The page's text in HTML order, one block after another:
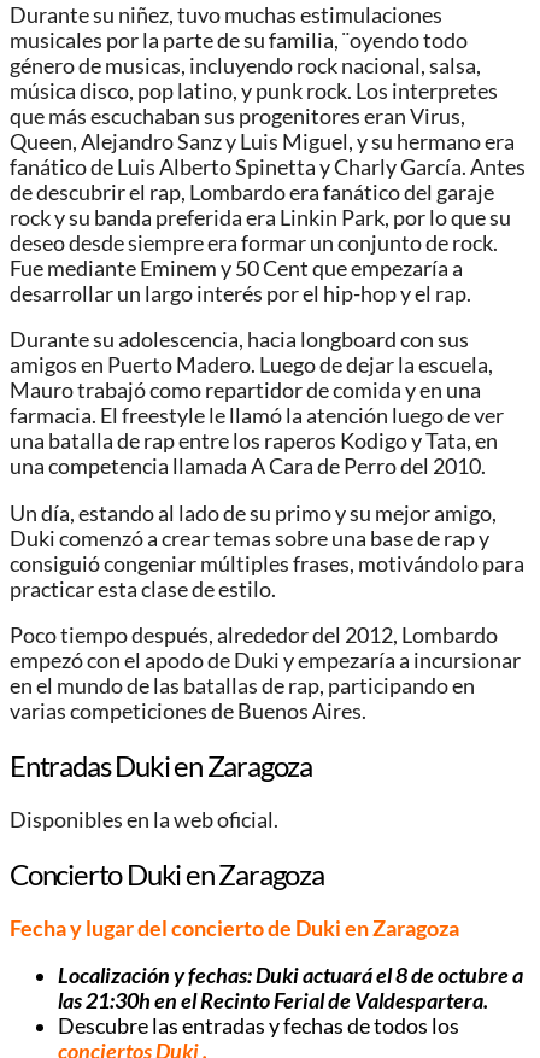
Durante su niñez, tuvo muchas estimulaciones
musicales por la parte de su familia, ¨oyendo todo
género de musicas, incluyendo rock nacional, salsa,
música disco, pop latino, y punk rock. Los interpretes
que más escuchaban sus progenitores eran Virus,
Queen, Alejandro Sanz y Luis Miguel, y su hermano era
fanático de Luis Alberto Spinetta y Charly García. Antes
de descubrir el rap, Lombardo era fanático del garaje
rock y su banda preferida era Linkin Park, por lo que su
deseo desde siempre era formar un conjunto de rock.
Fue mediante Eminem y 50 Cent que empezaría a
desarrollar un largo interés por el hip-hop y el rap.
Durante su adolescencia, hacia longboard con sus
amigos en Puerto Madero.​ Luego de dejar la escuela,
Mauro trabajó como repartidor de comida y en una
farmacia. El freestyle le llamó la atención luego de ver
una batalla de rap entre los raperos Kodigo y Tata, en
una competencia llamada A Cara de Perro del 2010.
Un día, estando al lado de su primo y su mejor amigo,
Duki comenzó a crear temas sobre una base de rap y
consiguió congeniar múltiples frases, motivándolo para
practicar esta clase de estilo.
Poco tiempo después, alrededor del 2012, Lombardo
empezó con el apodo de Duki y empezaría a incursionar
en el mundo de las batallas de rap, participando en
varias competiciones de Buenos Aires.
Entradas Duki en Zaragoza
Disponibles en la web oficial.
Concierto Duki en Zaragoza
Fecha y lugar del concierto de Duki en Zaragoza
Localización y fechas: Duki actuará el 8 de octubre a
las 21:30h en el Recinto Ferial de Valdespartera.
Descubre las entradas y fechas de todos los
conciertos Duki.